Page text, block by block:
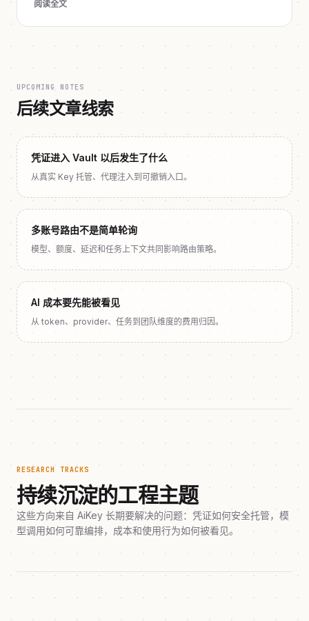
阅读全文
UPCOMING NOTES
后续文章线索
凭证进入 Vault 以后发生了什么
从真实 Key 托管、代理注入到可撤销入口。
多账号路由不是简单轮询
模型、额度、延迟和任务上下文共同影响路由策略。
AI 成本要先能被看见
从 token、provider、任务到团队维度的费用归因。
RESEARCH TRACKS
持续沉淀的工程主题
这些方向来自 AiKey 长期要解决的问题：凭证如何安全托管，模
型调用如何可靠编排，成本和使用行为如何被看见。